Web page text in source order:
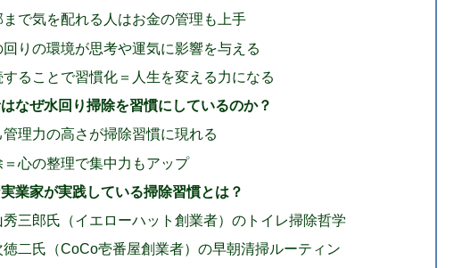
まで気を配れる人はお金の管理も上手
回りの環境が思考や運気に影響を与える
することで習慣化＝人生を変える力になる
なぜ水回り掃除を習慣にしているのか？
管理力の高さが掃除習慣に現れる
＝心の整理で集中力もアップ
業家が実践している掃除習慣とは？
秀三郎氏（イエローハット創業者）のトイレ掃除哲学
徳二氏（CoCo壱番屋創業者）の早朝清掃ルーティン